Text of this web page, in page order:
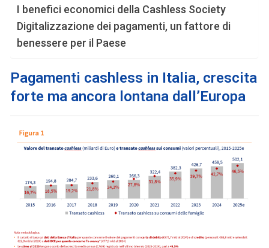
I benefici economici della Cashless Society
Digitalizzazione dei pagamenti, un fattore di
benessere per il Paese
Pagamenti cashless in Italia, crescita
forte ma ancora lontana dall’Europa